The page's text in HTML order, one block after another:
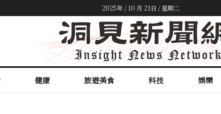
2025年 / 10 月 21日 / 星期二
健康 旅遊美食 科技 娛樂